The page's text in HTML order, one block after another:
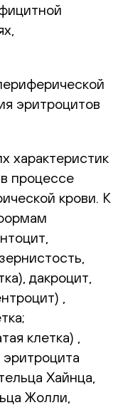
эритроцитов
характеристик
процессе
крови. К
дакроцит,
,
клетка) ,
Хайнца,
Жолли,